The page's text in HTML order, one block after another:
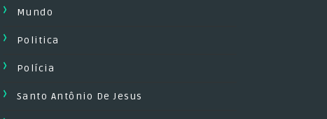
Mundo
Politica
Polícia
Santo Antônio De Jesus